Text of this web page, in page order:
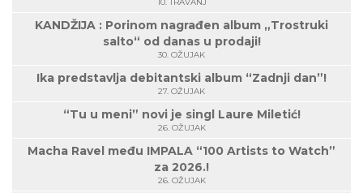
10. TRAVANJ
KANDŽIJA : Porinom nagrađen album „Trostruki
salto“ od danas u prodaji!
30. OŽUJAK
Ika predstavlja debitantski album “Zadnji dan”!
27. OŽUJAK
“Tu u meni” novi je singl Laure Miletić!
26. OŽUJAK
Macha Ravel među IMPALA “100 Artists to Watch”
za 2026.!
26. OŽUJAK